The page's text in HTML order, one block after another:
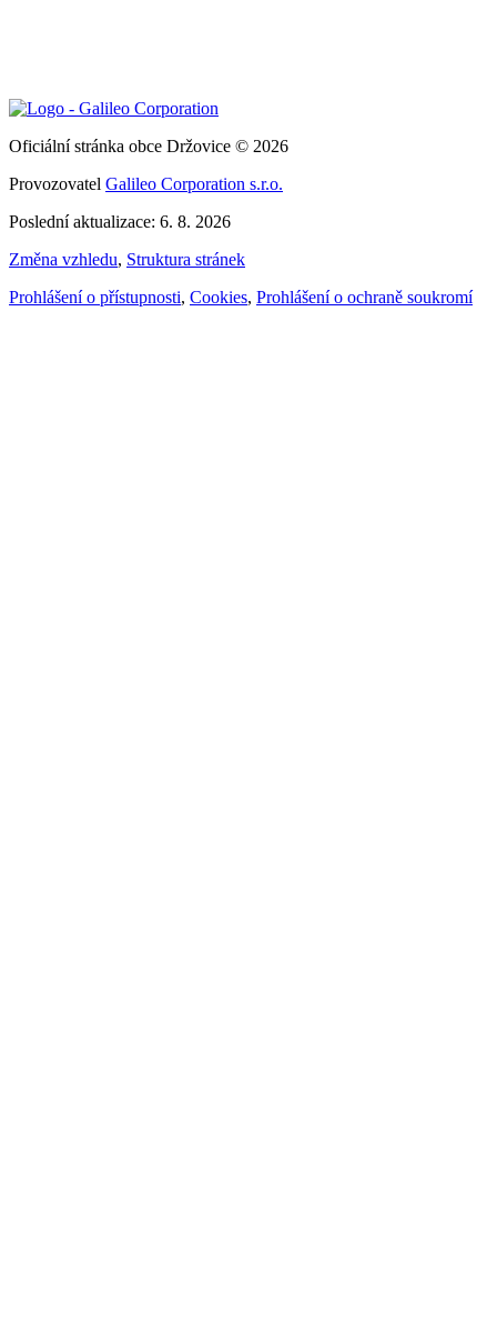
Oficiální stránka obce Držovice © 2026
Provozovatel Galileo Corporation s.r.o.
Poslední aktualizace: 6. 8. 2026
Změna vzhledu, Struktura stránek
Prohlášení o přístupnosti, Cookies, Prohlášení o ochraně soukromí